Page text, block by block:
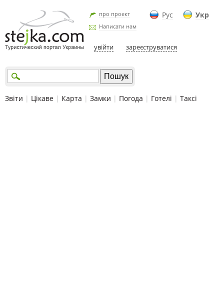
Рус Укр
про проект
Написати нам
увійти зареєструватися
Звіти | Цікаве | Карта | Замки | Погода | Готелі | Таксі